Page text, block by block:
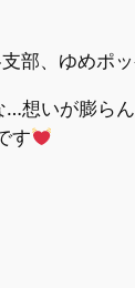
部、ゆめポ
いが膨ら
す